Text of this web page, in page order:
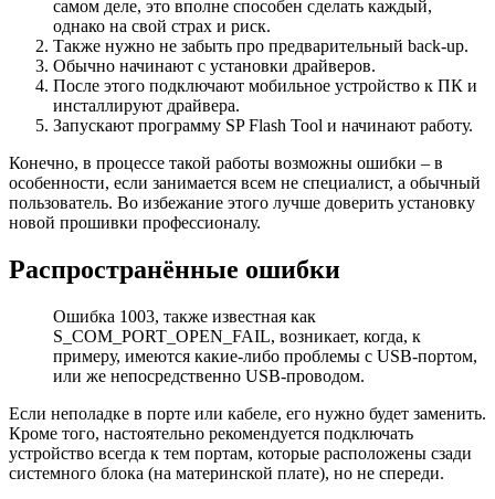
самом деле, это вполне способен сделать каждый,
однако на свой страх и риск.
Также нужно не забыть про предварительный back-up.
Обычно начинают с установки драйверов.
После этого подключают мобильное устройство к ПК и
инсталлируют драйвера.
Запускают программу SP Flash Tool и начинают работу.
Конечно, в процессе такой работы возможны ошибки – в
особенности, если занимается всем не специалист, а обычный
пользователь. Во избежание этого лучше доверить установку
новой прошивки профессионалу.
Распространённые ошибки
Ошибка 1003, также известная как
S_COM_PORT_OPEN_FAIL, возникает, когда, к
примеру, имеются какие-либо проблемы с USB-портом,
или же непосредственно USB-проводом.
Если неполадке в порте или кабеле, его нужно будет заменить.
Кроме того, настоятельно рекомендуется подключать
устройство всегда к тем портам, которые расположены сзади
системного блока (на материнской плате), но не спереди.